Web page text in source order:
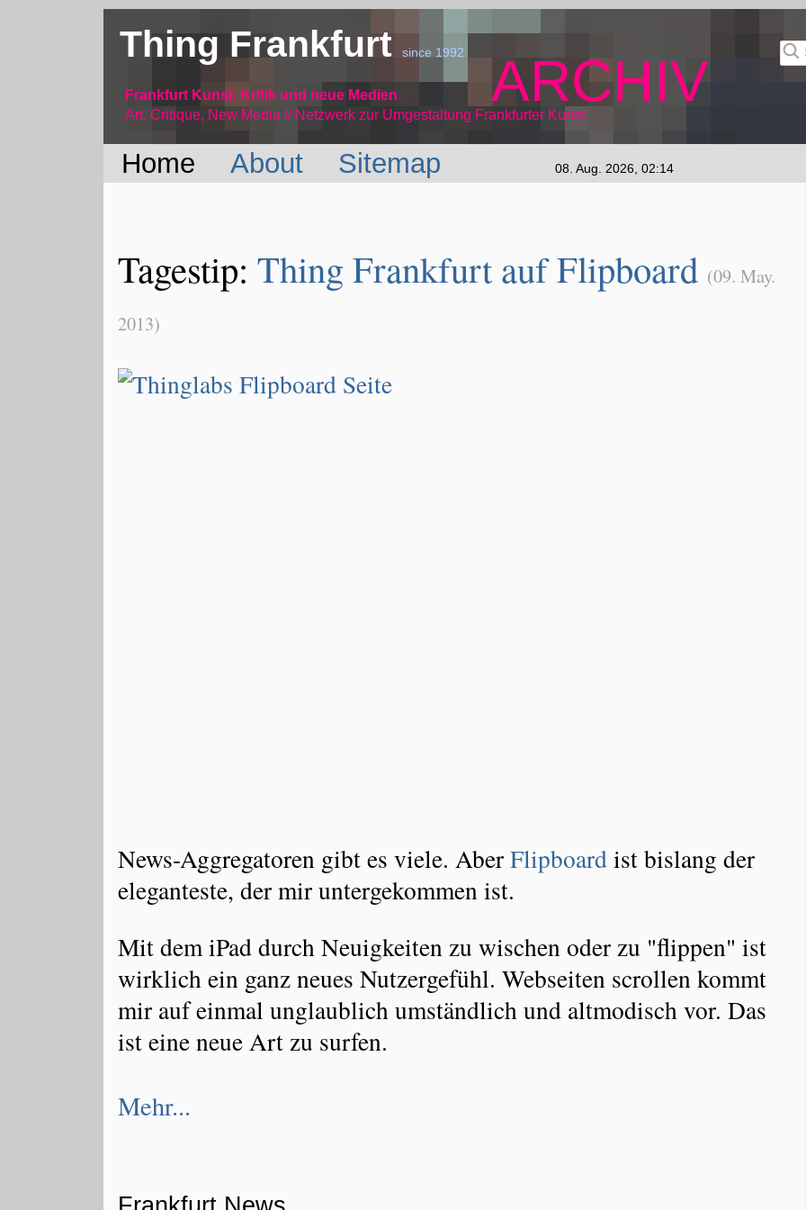
Thing Frankfurtsince 1992
Frankfurt Kunst, Kritik und neue Medien
Art, Critique, New Media // Netzwerk
ARCHIV
zur Umgestaltung Frankfurter Kunst
Home About Sitemap 08. Aug. 2026, 02:14
Tagestip:Thing Frankfurt auf Flipboard (09. May.
2013)
News-Aggregatoren gibt es viele. AberFlipboardist bislang der
eleganteste, der mir untergekommen ist.
Mit dem iPad durch Neuigkeiten zu wischen oder zu "flippen" ist
wirklich ein ganz neues Nutzergefühl. Webseiten scrollen kommt
mir auf einmal unglaublich umständlich und altmodisch vor. Das
ist eine neue Art zu surfen.
Mehr...